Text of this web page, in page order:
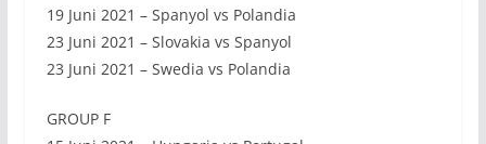
19 Juni 2021 – Spanyol vs Polandia
23 Juni 2021 – Slovakia vs Spanyol
23 Juni 2021 – Swedia vs Polandia
GROUP F